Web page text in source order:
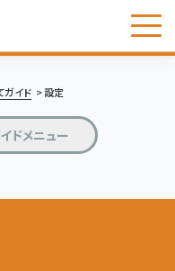
ガイド 設定
ドメニュー